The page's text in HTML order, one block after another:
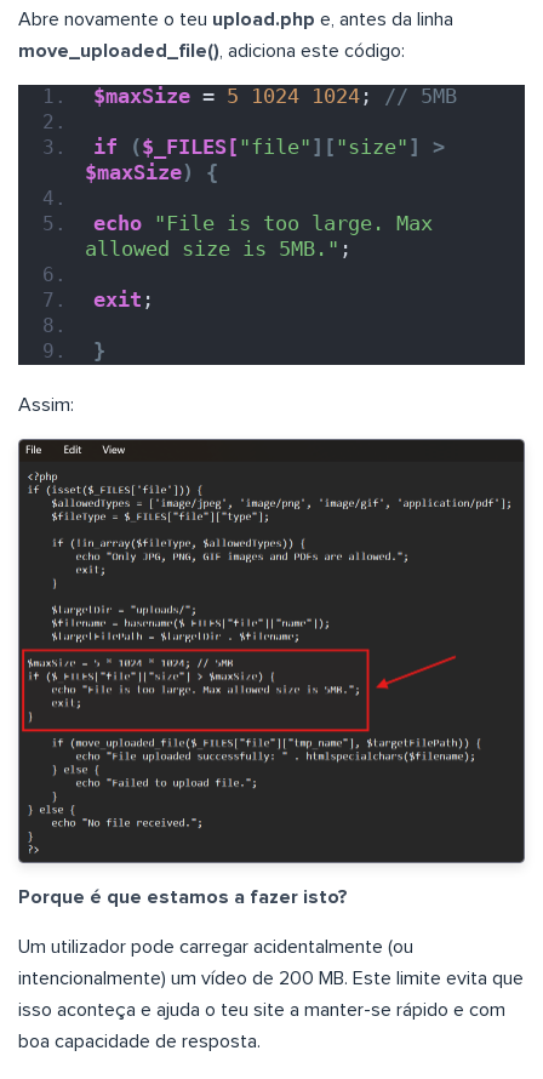
Abre novamente o teu upload.php e, antes da linha
move_uploaded_file() , adiciona este código:
$maxSize = 5 1024 1024 ; // 5MB
if ($_FILES[ "file" ][ "size" ]
>
$maxSize) {
echo "File is too large. Max
allowed size is 5MB." ;
exit ;
}
Assim:
Porque é que estamos a fazer isto?
Um utilizador pode carregar acidentalmente (ou
intencionalmente) um vídeo de 200 MB. Este limite evita que
isso aconteça e ajuda o teu site a manter-se rápido e com
boa capacidade de resposta.